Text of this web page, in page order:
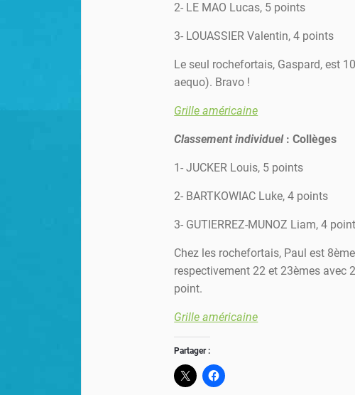
2- LE MAO Lucas, 5 points
3- LOUASSIER Valentin, 4 points
Le seul rochefortais, Gaspard, est
aequo). Bravo !
Grille américaine
Classement individuel: Collèges
1- JUCKER Louis, 5 points
2- BARTKOWIAC Luke, 4 points
3- GUTIERREZ-MUNOZ Liam, 4
Chez les rochefortais, Paul est
respectivement 22 et 23èmes avec
point.
Grille américaine
Partager :